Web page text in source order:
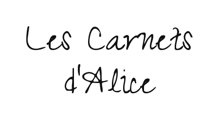
Les Carnets
d'Alice